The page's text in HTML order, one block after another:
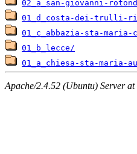
02_a_san-giovanni-
01_d_costa-dei-trulli-
01_c_abbazia-sta-
01_b_lecce/
01_a_chiesa-sta-maria-
Apache/2.4.52 (Ubuntu) Server